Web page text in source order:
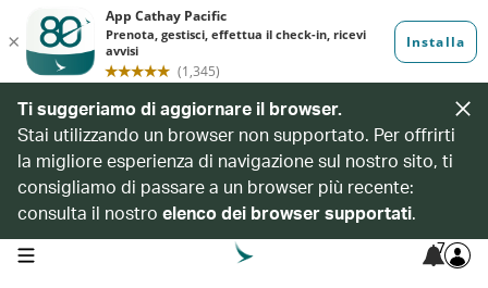
Ti suggeriamo di aggiornare il browser.
Stai utilizzando un browser non supportato. Per offrirti
la migliore esperienza di navigazione sul nostro sito, ti
consigliamo di passare a un browser più recente:
consulta il nostro elenco dei browser supportati.
open navigation menu 7